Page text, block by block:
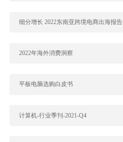
细分增长 2022东南亚跨境电商出海报告
2022年海外消费洞察
平板电脑选购白皮书
计算机-行业季刊-2021-Q4